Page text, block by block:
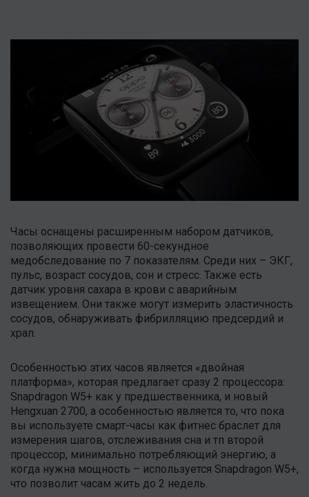
Часы оснащены расширенным набором датчиков,
позволяющих провести 60-секундное
медобследование по 7 показателям. Среди них – ЭКГ,
пульс, возраст сосудов, сон и стресс. Также есть
датчик уровня сахара в крови с аварийным
извещением. Они также могут измерить эластичность
сосудов, обнаруживать фибрилляцию предсердий и
храп.
Особенностью этих часов является «двойная
платформа», которая предлагает сразу 2 процессора:
Snapdragon W5+ как у предшественника, и новый
Hengxuan 2700, а особенностью является то, что пока
вы используете смарт-часы как фитнес браслет для
измерения шагов, отслеживания сна и тп второй
процессор, минимально потребляющий энергию, а
когда нужна мощность – используется Snapdragon W5+,
что позволит часам жить до 2 недель.